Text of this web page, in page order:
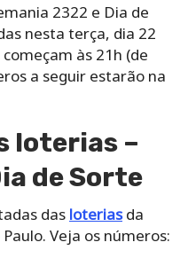
2322 e Dia de
nesta terça, dia 22
às 21h (de
a seguir estarão na
loterias –
de Sorte
das loteriasda
Veja os números: